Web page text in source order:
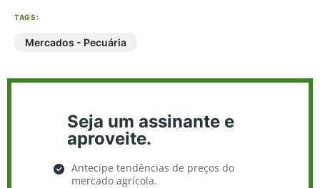
TAGS:
Mercados - Pecuária
Seja um assinante e
aproveite.
Antecipe tendências de preços do
mercado agrícola.